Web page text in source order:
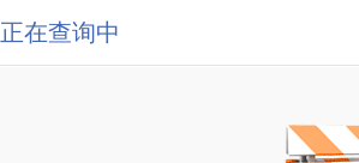
正在查询中